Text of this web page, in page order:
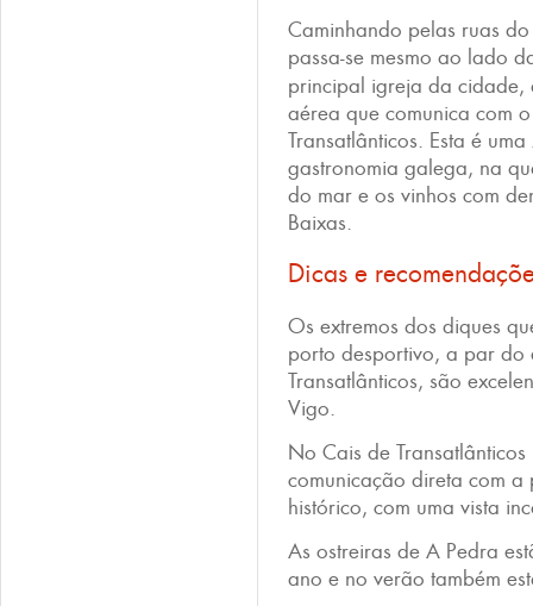
Caminhando pelas ruas
passa-se mesmo ao lado
principal igreja da cidade,
aérea que comunica com
Transatlânticos. Esta é
gastronomia galega, na
do mar e os vinhos com
Baixas.
Dicas e
Os extremos dos diques
porto desportivo, a par do
Transatlânticos, são
Vigo.
No Cais de
comunicação direta com
histórico, com uma vista
As ostreiras de A Pedra
ano e no verão também